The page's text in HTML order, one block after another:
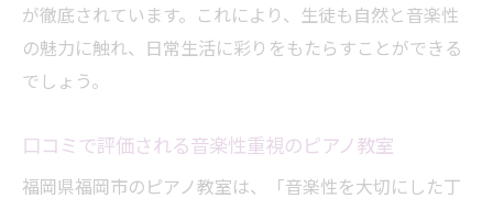
が徹底されています。これにより、生徒も自然と音楽性
の魅力に触れ、日常生活に彩りをもたらすことができる
でしょう。
口コミで評価される音楽性重視のピアノ教室
福岡県福岡市のピアノ教室は、「音楽性を大切にした丁